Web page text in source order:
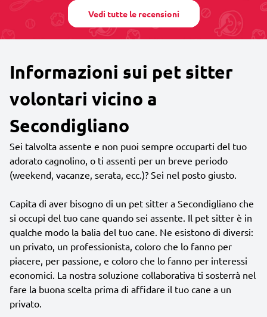
Vedi tutte le recensioni
Informazioni sui pet sitter
volontari vicino a
Secondigliano
Sei talvolta assente e non puoi sempre occuparti del tuo
adorato cagnolino, o ti assenti per un breve periodo
(weekend, vacanze, serata, ecc.)? Sei nel posto giusto.
Capita di aver bisogno di un pet sitter a Secondigliano che
si occupi del tuo cane quando sei assente. Il pet sitter è in
qualche modo la balia del tuo cane. Ne esistono di diversi:
un privato, un professionista, coloro che lo fanno per
piacere, per passione, e coloro che lo fanno per interessi
economici. La nostra soluzione collaborativa ti sosterrà nel
fare la buona scelta prima di affidare il tuo cane a un
privato.